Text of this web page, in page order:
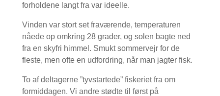
forholdene langt fra var ideelle.
Vinden var stort set fraværende, temperaturen
nåede op omkring 28 grader, og solen bagte ned
fra en skyfri himmel. Smukt sommervejr for de
fleste, men ofte en udfordring, når man jagter fisk.
To af deltagerne ”tyvstartede” fiskeriet fra om
formiddagen. Vi andre stødte til først på